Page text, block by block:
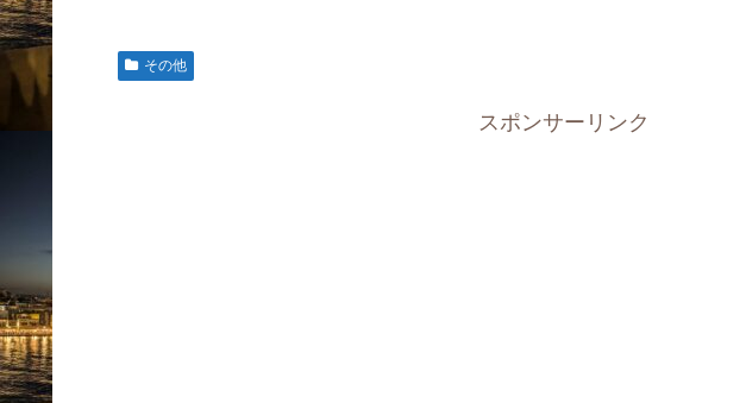
その他
スポンサーリンク